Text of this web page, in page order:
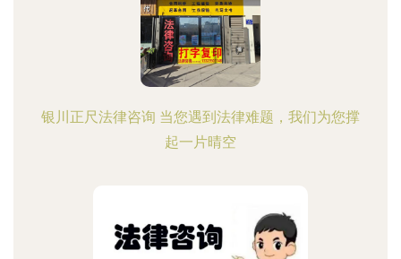
银川正尺法律咨询 当您遇到法律难题，我们为您撑
起一片晴空